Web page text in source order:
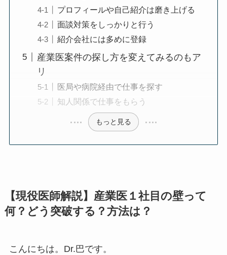
プロフィールや自己紹介は磨き上げる
面談対策をしっかりと行う
紹介会社には多めに登録
産業医案件の探し方を変えてみるのもア
リ
医局や病院経由で仕事を探す
知人関係で仕事をもらう
もっと見る
【現役医師解説】産業医１社目の壁って
何？どう突破する？方法は？
こんにちは。Dr.巴です。